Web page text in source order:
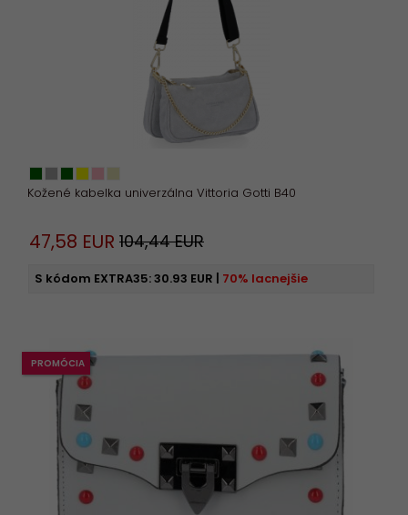
Kožené kabelka univerzálna Vittoria Gotti B40
47,58 EUR 104,44 EUR
S kódom EXTRA35:30.93 EUR 70% lacnejšie
PROMÓCIA